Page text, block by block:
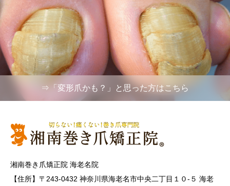
⇒「変形爪かも？」と思った方はこちら
湘南巻き爪矯正院 海老名院
【住所】〒243-0432 神奈川県海老名市中央二丁目１０-５ 海老